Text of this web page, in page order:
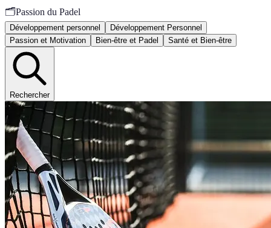
🗂️Passion du Padel
Développement personnel
Développement Personnel
Passion et Motivation
Bien-être et Padel Santé et Bien-être
Rechercher